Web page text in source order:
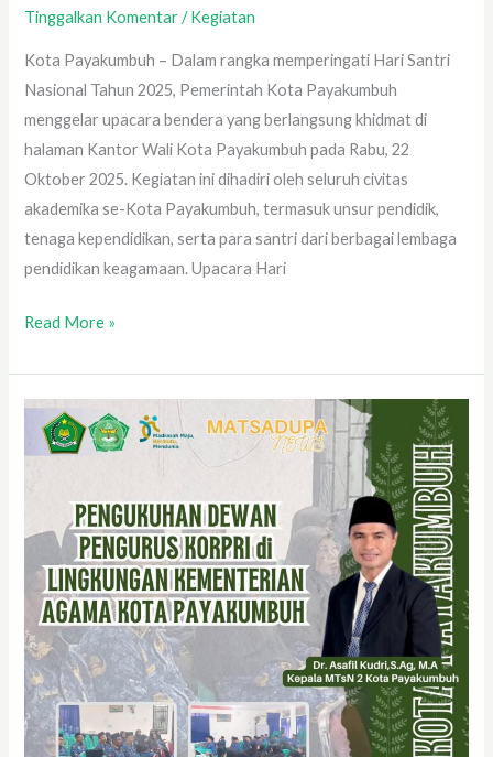
Tinggalkan Komentar /Kegiatan
Kota Payakumbuh – Dalam rangka memperingati Hari Santri
Nasional Tahun 2025, Pemerintah Kota Payakumbuh
menggelar upacara bendera yang berlangsung khidmat di
halaman Kantor Wali Kota Payakumbuh pada Rabu, 22
Oktober 2025. Kegiatan ini dihadiri oleh seluruh civitas
akademika se-Kota Payakumbuh, termasuk unsur pendidik,
tenaga kependidikan, serta para santri dari berbagai lembaga
pendidikan keagamaan. Upacara Hari
Read More »
Pengukuhan
Dewan
KORPRI
Kementerian
Agama
Kota
Payakumbuh
Tahun
2025